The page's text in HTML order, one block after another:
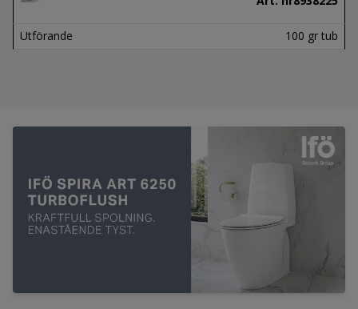
Utförande 100 gr tub